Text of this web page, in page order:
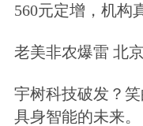
在向跨境贸易
融投资结算等
巨头开始青睐
560元定增，机构
老美非农爆雷 北
宇树科技破发？
具身智能的未来。